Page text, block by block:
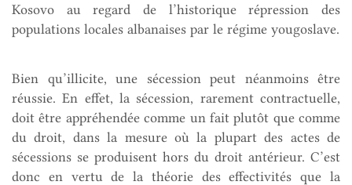
Kosovo au regard de l’historique répression des
populations locales albanaises par le régime yougoslave.
Bien qu’illicite, une sécession peut néanmoins être
réussie. En effet, la sécession, rarement contractuelle,
doit être appréhendée comme un fait plutôt que comme
du droit, dans la mesure où la plupart des actes de
sécessions se produisent hors du droit antérieur. C’est
donc en vertu de la théorie des effectivités que la